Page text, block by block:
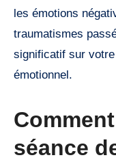
les émotions
traumatismes
significatif sur
émotionnel.
séance